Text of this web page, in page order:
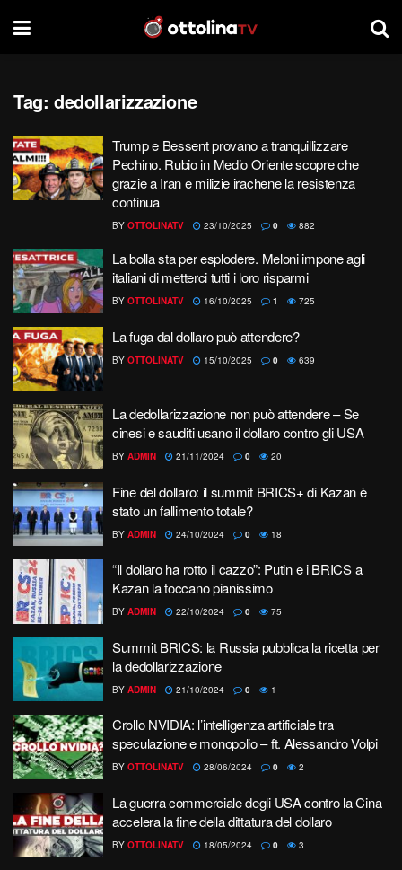
Tag: dedollarizzazione
Trump e Bessent provano a tranquillizzare
Pechino. Rubio in Medio Oriente scopre che
grazie a Iran e milizie irachene la resistenza
continua
BY OTTOLINATV 23/10/2025 0 882
La bolla sta per esplodere. Meloni impone agli
italiani di metterci tutti i loro risparmi
BY OTTOLINATV 16/10/2025 1 725
La fuga dal dollaro può attendere?
BY OTTOLINATV 15/10/2025 0 639
La dedollarizzazione non può attendere – Se
cinesi e sauditi usano il dollaro contro gli USA
BY ADMIN 21/11/2024 0 20
Fine del dollaro: il summit BRICS+ di Kazan è
stato un fallimento totale?
BY ADMIN 24/10/2024 0 18
“Il dollaro ha rotto il cazzo”: Putin e i BRICS a
Kazan la toccano pianissimo
BY ADMIN 22/10/2024 0 75
Summit BRICS: la Russia pubblica la ricetta per
la dedollarizzazione
BY ADMIN 21/10/2024 0 1
Crollo NVIDIA: l’intelligenza artificiale tra
speculazione e monopolio – ft. Alessandro Volpi
BY OTTOLINATV 28/06/2024 0 2
La guerra commerciale degli USA contro la Cina
accelera la fine della dittatura del dollaro
BY OTTOLINATV 18/05/2024 0 3